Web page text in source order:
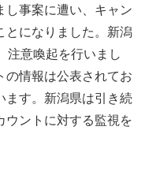
し事案に遭い、キャン
とになりました。新潟
注意喚起を行いまし
の情報は公表されてお
ます。新潟県は引き続
ウントに対する監視を